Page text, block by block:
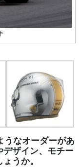
うなオーダーがあ
デザイン、モチー
うか。